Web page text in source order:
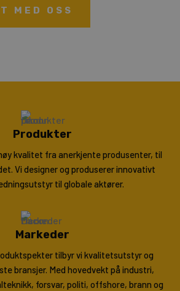
MED OSS
Produkter
kvalitet fra anerkjente produsenter, til
Vi designer og produserer innovativt
til globale aktører.
Markeder
tilbyr vi kvalitetsutstyr og
bransjer. Med hovedvekt på industri,
forsvar, politi, offshore, brann og